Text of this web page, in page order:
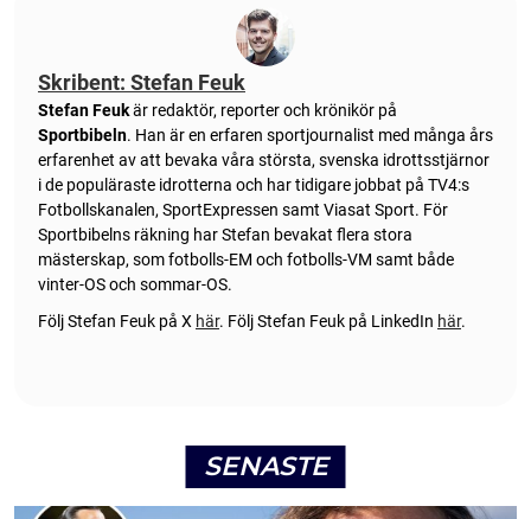
Skribent: Stefan Feuk
Stefan Feukär redaktör, reporter och krönikör på
Sportbibeln. Han är en erfaren sportjournalist med många års
erfarenhet av att bevaka våra största, svenska idrottsstjärnor
i de populäraste idrotterna och har tidigare jobbat på TV4:s
Fotbollskanalen, SportExpressen samt Viasat Sport. För
Sportbibelns räkning har Stefan bevakat flera stora
mästerskap, som fotbolls-EM och fotbolls-VM samt både
vinter-OS och sommar-OS.
Följ Stefan Feuk på X här. Följ Stefan Feuk på LinkedIn här.
SENASTE